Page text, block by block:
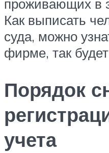
проживающих в
Как выписать
суда, можно
фирме, так
Порядок
учета